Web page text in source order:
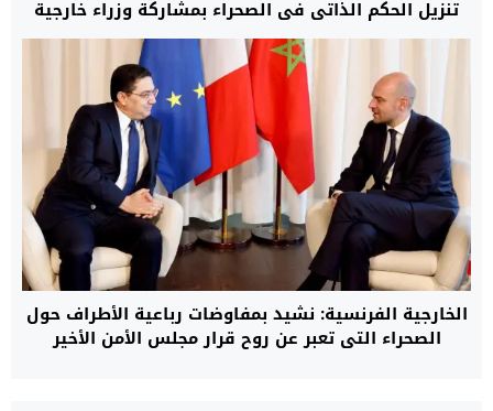
تنزيل الحكم الذاتي في الصحراء بمشاركة وزراء خارجية
المغرب، الجزائر، موريتانيا وممثل جبهة البوليساريو
الخارجية الفرنسية: نشيد بمفاوضات رباعية الأطراف حول
الصحراء التي تعبر عن روح قرار مجلس الأمن الأخير